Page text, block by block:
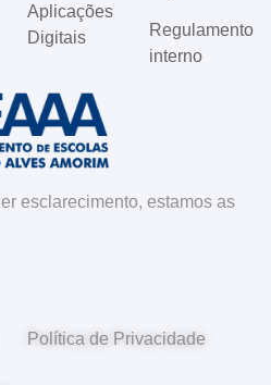
Aplicações
Digitais
Regulamento
interno
esclarecimento, estamos as
Política de Privacidade